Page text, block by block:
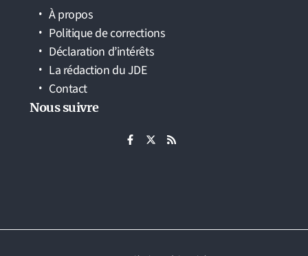
À propos
Politique de corrections
Déclaration d’intérêts
La rédaction du JDE
Contact
Nous suivre